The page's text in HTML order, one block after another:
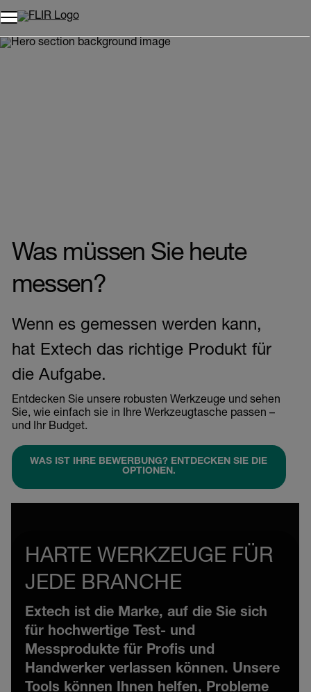
Unread messages
Entfernen
Elemente
Element
In den Warenkorb
Im Warenkorb
Was müssen Sie heute
messen?
Wenn es gemessen werden kann,
hat Extech das richtige Produkt für
die Aufgabe.
Entdecken Sie unsere robusten Werkzeuge und sehen
Sie, wie einfach sie in Ihre Werkzeugtasche passen –
und Ihr Budget.
WAS IST IHRE BEWERBUNG? ENTDECKEN SIE DIE
OPTIONEN.
HARTE WERKZEUGE FÜR
JEDE BRANCHE
Extech ist die Marke, auf die Sie sich
für hochwertige Test- und
Messprodukte für Profis und
Handwerker verlassen können. Unsere
Tools können Ihnen helfen, Probleme